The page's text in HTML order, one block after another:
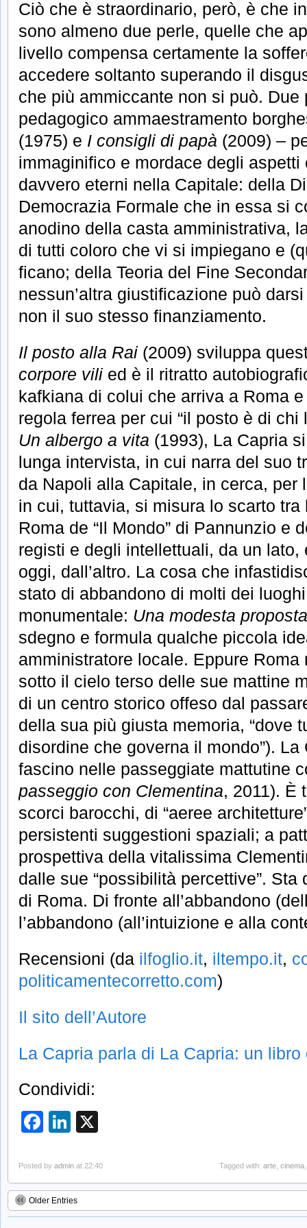
Ciò che è straordinario, però, è che
sono almeno due perle, quelle che
livello compensa certamente la
accedere soltanto superando il
che più ammiccante non si può. Due
pedagogico ammaestramento
(1975) e I consigli di papà (2009) –
immaginifico e mordace degli
davvero eterni nella Capitale: della
Democrazia Formale che in essa si
anodino della casta amministrativa,
di tutti coloro che vi si impiegano e
ficano; della Teoria del Fine
nessun’altra giustificazione può
non il suo stesso finanziamento.
Il posto alla Rai (2009) sviluppa
corpore vili ed è il ritratto
kafkiana di colui che arriva a Roma
regola ferrea per cui “il posto è di chi
Un albergo a vita (1993), La Capria
lunga intervista, in cui narra del suo
da Napoli alla Capitale, in cerca, per
in cui, tuttavia, si misura lo scarto
Roma de “Il Mondo” di Pannunzio e
registi e degli intellettuali, da un lato,
oggi, dall’altro. La cosa che
stato di abbandono di molti dei
monumentale: Una modesta proposta
sdegno e formula qualche piccola
amministratore locale. Eppure
sotto il cielo terso delle sue mattine
di un centro storico offeso dal
della sua più giusta memoria, “dove
disordine che governa il mondo”).
fascino nelle passeggiate mattutine
passeggio con Clementina, 2011). È
scorci barocchi, di “aeree
persistenti suggestioni spaziali; a
prospettiva della vitalissima
dalle sue “possibilità percettive”.
di Roma. Di fronte all’abbandono
l’abbandono (all’intuizione e alla
Recensioni (da ilfoglio.it, iltempo.it,
politicamentecorretto.com)
Il sito dell’Autore
La Capria parla di La Capria: un libro
Condividi:
Facebook
LinkedIn
Posted by admin at 22:40 Tagged with: arte cinema
Older Entries